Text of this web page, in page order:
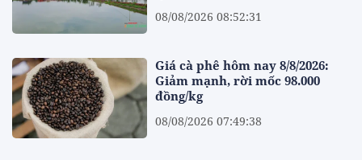
08/08/2026 08:52:31
Giá cà phê hôm nay 8/8/2026:
Giảm mạnh, rời mốc 98.000
đồng/kg
08/08/2026 07:49:38